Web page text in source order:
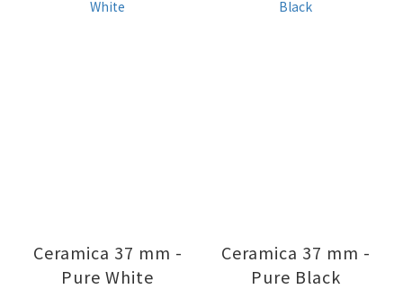
Ceramica 37 mm -
Pure White
Ceramica 37 mm -
Pure Black